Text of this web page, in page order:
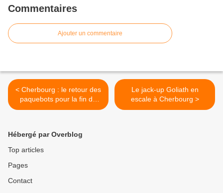
Commentaires
Ajouter un commentaire
< Cherbourg : le retour des
paquebots pour la fin de
semaine
Le jack-up Goliath en
escale à Cherbourg >
Hébergé par Overblog
Top articles
Pages
Contact